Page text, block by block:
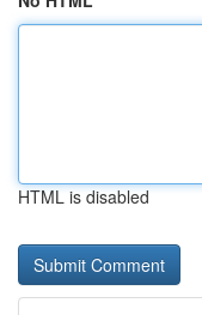
HTML is disabled